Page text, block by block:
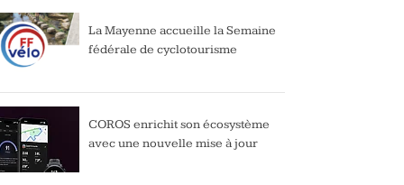
La Mayenne accueille la Semaine
fédérale de cyclotourisme
COROS enrichit son écosystème
avec une nouvelle mise à jour